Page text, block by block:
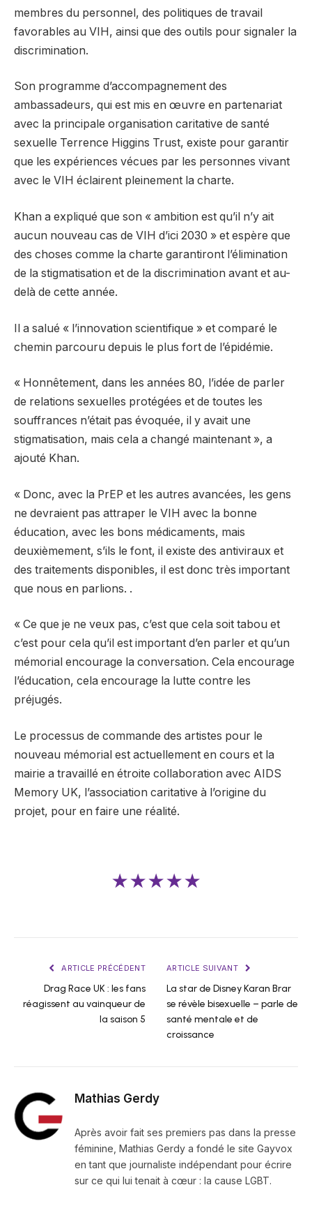
membres du personnel, des politiques de travail
favorables au VIH, ainsi que des outils pour signaler la
discrimination.
Son programme d’accompagnement des
ambassadeurs, qui est mis en œuvre en partenariat
avec la principale organisation caritative de santé
sexuelle Terrence Higgins Trust, existe pour garantir
que les expériences vécues par les personnes vivant
avec le VIH éclairent pleinement la charte.
Khan a expliqué que son « ambition est qu’il n’y ait
aucun nouveau cas de VIH d’ici 2030 » et espère que
des choses comme la charte garantiront l’élimination
de la stigmatisation et de la discrimination avant et au-
delà de cette année.
Il a salué « l’innovation scientifique » et comparé le
chemin parcouru depuis le plus fort de l’épidémie.
« Honnêtement, dans les années 80, l’idée de parler
de relations sexuelles protégées et de toutes les
souffrances n’était pas évoquée, il y avait une
stigmatisation, mais cela a changé maintenant », a
ajouté Khan.
« Donc, avec la PrEP et les autres avancées, les gens
ne devraient pas attraper le VIH avec la bonne
éducation, avec les bons médicaments, mais
deuxièmement, s’ils le font, il existe des antiviraux et
des traitements disponibles, il est donc très important
que nous en parlions. .
« Ce que je ne veux pas, c’est que cela soit tabou et
c’est pour cela qu’il est important d’en parler et qu’un
mémorial encourage la conversation. Cela encourage
l’éducation, cela encourage la lutte contre les
préjugés.
Le processus de commande des artistes pour le
nouveau mémorial est actuellement en cours et la
mairie a travaillé en étroite collaboration avec AIDS
Memory UK, l’association caritative à l’origine du
projet, pour en faire une réalité.
★★★★★
ARTICLE PRÉCÉDENT
Drag Race UK : les fans
réagissent au vainqueur de
la saison 5
ARTICLE SUIVANT
La star de Disney Karan Brar
se révèle bisexuelle – parle de
santé mentale et de
croissance
Mathias Gerdy
Après avoir fait ses premiers pas dans la presse
féminine, Mathias Gerdy a fondé le site Gayvox
en tant que journaliste indépendant pour écrire
sur ce qui lui tenait à cœur : la cause LGBT.